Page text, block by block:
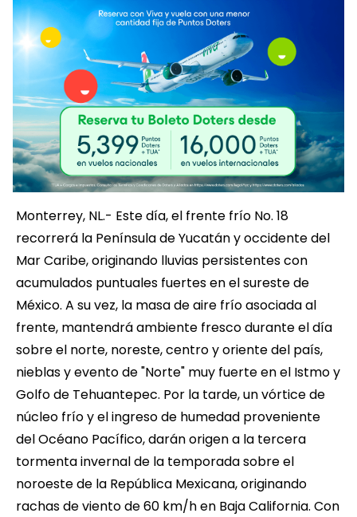
Monterrey, NL.- Este día, el frente frío No. 18
recorrerá la Península de Yucatán y occidente del
Mar Caribe, originando lluvias persistentes con
acumulados puntuales fuertes en el sureste de
México. A su vez, la masa de aire frío asociada al
frente, mantendrá ambiente fresco durante el día
sobre el norte, noreste, centro y oriente del país,
nieblas y evento de "Norte" muy fuerte en el Istmo y
Golfo de Tehuantepec. Por la tarde, un vórtice de
núcleo frío y el ingreso de humedad proveniente
del Océano Pacífico, darán origen a la tercera
tormenta invernal de la temporada sobre el
noroeste de la República Mexicana, originando
rachas de viento de 60 km/h en Baja California. Con